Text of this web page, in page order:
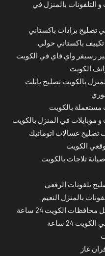
و التلفونات بالمنزل في
باكستاني حولي
رسيفر واي فاي في الكويت
الكويت
بالكويت تصليح تابلت
مستعملة بالكويت
موبايلات في المنزل بالكويت
تصليح غسالات اتوماتيك
الكويت
ثلاجات بالكويت
تلفونات الرقعي
بالمنزل النعيم
الكويت 24 ساعة
24 ساعة
غاز